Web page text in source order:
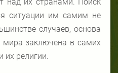
ситуации им самим не
случаев, основа
мира заключена в самих
их религии.